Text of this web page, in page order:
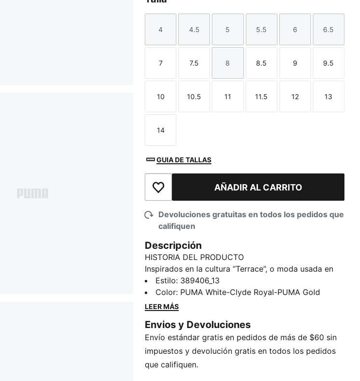
Talla
4
Talla
4.5
Talla
5
Talla
5.5
Talla
6
Talla
6.5
Talla
7
Talla
7.5
Talla
8
Talla
8.5
Talla
9
Talla
9.5
Talla
10
Talla
10.5
Talla
11
Talla
11.5
Talla
12
Talla
13
Talla
14
GUIA DE TALLAS
Añadir a la lista de deseosAÑADIR AL CARRITO
Devoluciones gratuitas en todos los pedidos que
califiquen
Descripción
HISTORIA DEL PRODUCTO
Inspirados en la cultura “Terrace”, o moda usada en
las tribunas, los PUMA Club 5v5 combinan el querido
ADN del fútbol con una silueta moderna, para una
look casual pero elegante.
El empeine está fabricado con al menos un 20% de
materiales reciclados.
SOFTFOAM+: Cómoda plantilla PUMA, diseñada para
proporcionar comodidad y amortiguación suave
Estilo: 389406_13
Color: PUMA White-Clyde Royal-PUMA Gold
LEER MÁS
Envios y Devoluciones
Envío estándar gratis en pedidos de más de $60 sin
impuestos y devolución gratis en todos los pedidos
que califiquen.